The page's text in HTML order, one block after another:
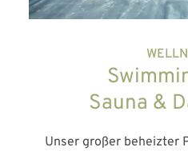
Sauna &
Unser großer beheizter